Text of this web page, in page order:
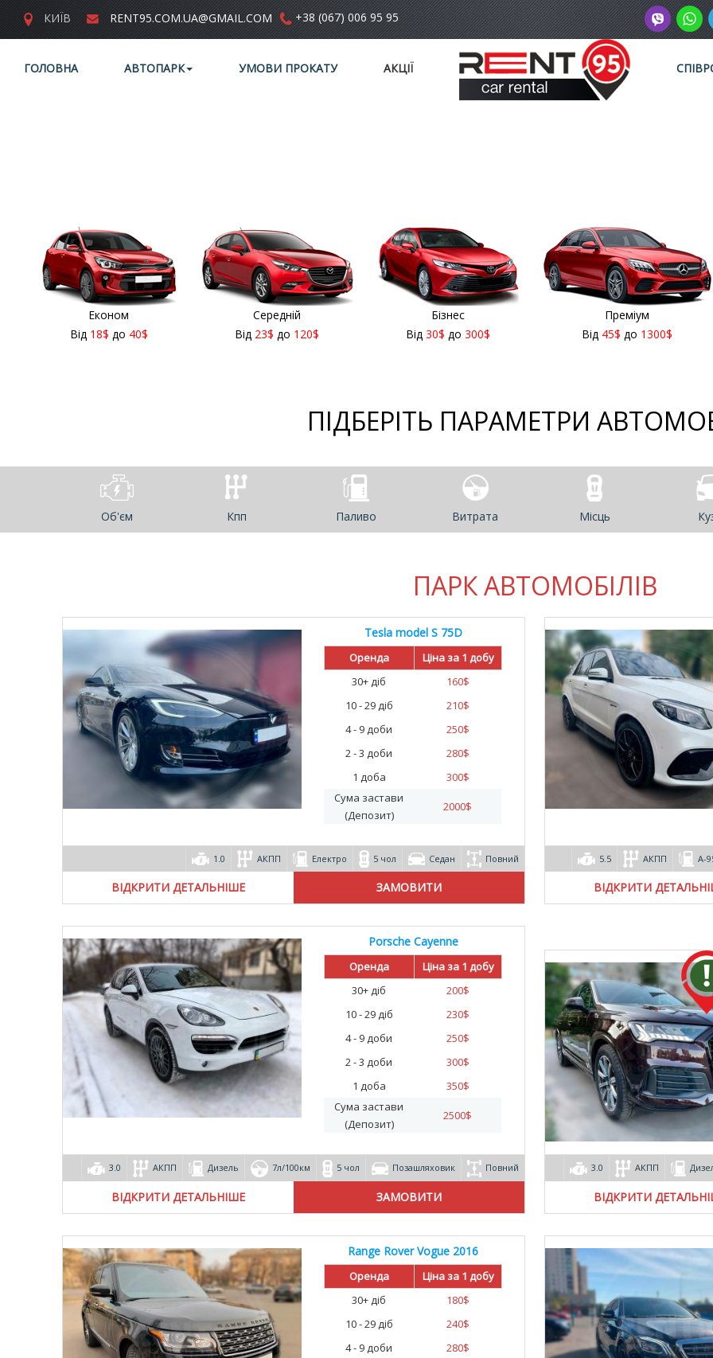
КИЇВ RENT95.COM.UA@GMAIL.COM +38 (067) 006 95 95
ГОЛОВНА АВТОПАРК УМОВИ ПРОКАТУ АКЦІЇ
Економ
Від 18$ до 40$
Середній
Від 23$ до 120$
Бізнес
Від 30$ до 300$
Преміум
Від 45$ до 1300$
ПІДБЕРІТЬ ПАРАМЕТРИ
Об'єм Кпп Паливо Витрата Місць
ПАРК АВТОМОБІЛІВ
Tesla model S 75D
Оренда
Ціна за 1 добу
30+ діб
160$
10 - 29 діб
210$
4 - 9 доби
250$
2 - 3 доби
280$
1 доба
300$
Сума застави
(Депозит)
2000$
1.0 АКПП Електро 5 чол Седан Повний
ВІДКРИТИ ДЕТАЛЬНІШЕ
5.5 АКПП А-
ВІДКРИТИ
Porsche Cayenne
Оренда
Ціна за 1 добу
30+ діб
200$
10 - 29 діб
230$
4 - 9 доби
250$
2 - 3 доби
300$
1 доба
350$
Сума застави
(Депозит)
2500$
3.0 АКПП Дизель 7л/100км 5 чол Позашляховик Повний
ВІДКРИТИ ДЕТАЛЬНІШЕ
3.0 АКПП
ВІДКРИТИ
Range Rover Vogue 2016
Оренда
Ціна за 1 добу
30+ діб
180$
10 - 29 діб
240$
4 - 9 доби
280$